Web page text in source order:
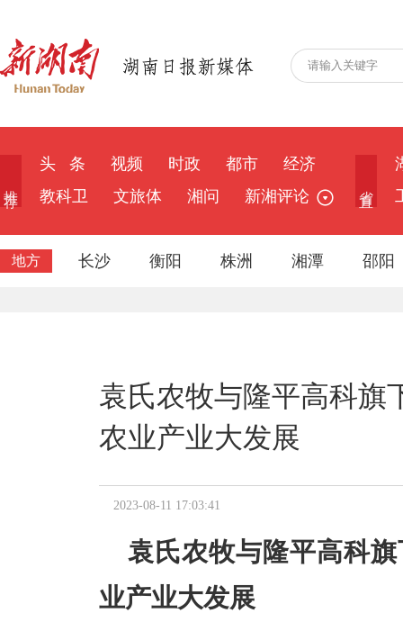
头 条 视频 时政 都市
经济
教科卫
文旅体 湘问 新湘评论
地方 长沙 衡阳 株洲 湘潭 邵阳
袁氏农牧与隆平高科旗
农业产业大发展
2023-08-11 17:03:41
袁氏农牧与隆平高科
业产业大发展